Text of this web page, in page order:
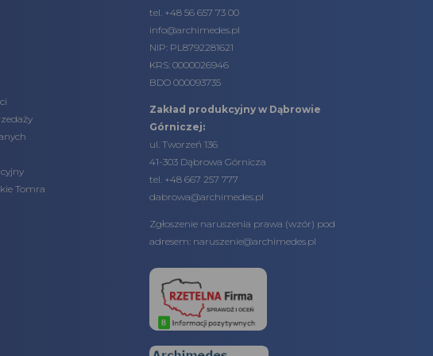
Tomra
tel. +48 56 657 73 00
info@archimedes.pl
NIP: PL8792281621
KRS: 0000026946
BDO 000093735
Zakład produkcyjny w Dąbrowie
Górniczej:
ul. Tworzeń 136
41-303 Dąbrowa Górnicza
tel. +48 667 257 777
dabrowa@archimedes.pl
Zgłoszenie naruszenia prawa (wzór) pod
adresem: naruszenie@archimedes.pl